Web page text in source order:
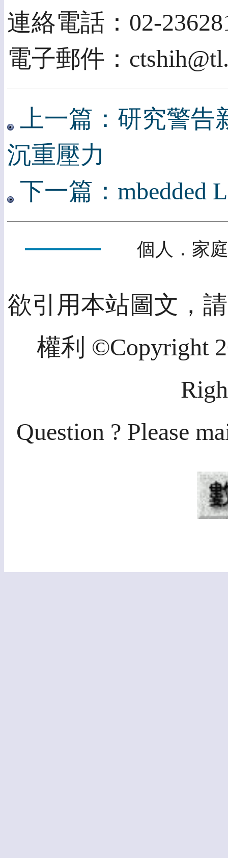
連絡電話：02-
電子郵件：
上一篇：研究警
沉重壓力
下一篇：mbedded
個人．家
欲引用本站圖文，
權利 ©Copyright
Question ? Please